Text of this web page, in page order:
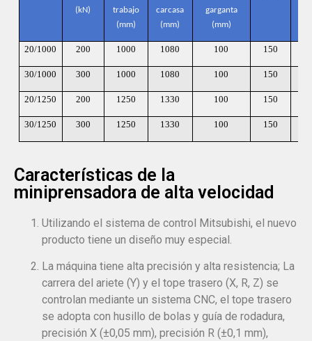
(kN)
trabajo
(mm)
carcasa
(mm)
garganta
(mm)
20/1000 200 1000 1080 100 150
30/1000 300 1000 1080 100 150
20/1250 200 1250 1330 100 150
30/1250 300 1250 1330 100 150
Características de la
miniprensadora de alta velocidad
Utilizando el sistema de control Mitsubishi, el nuevo
producto tiene un diseño muy especial.
La máquina tiene alta precisión y alta resistencia; La
carrera del ariete (Y) y el tope trasero (X, R, Z) se
controlan mediante un sistema CNC, el tope trasero
se adopta con husillo de bolas y guía de rodadura,
precisión X (±0,05 mm), precisión R (±0,1 mm),